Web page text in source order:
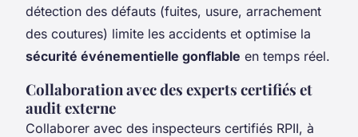
détection des défauts (fuites, usure, arrachement
des coutures) limite les accidents et optimise la
sécurité événementielle gonflable en temps réel.
Collaboration avec des experts certifiés et
audit externe
Collaborer avec des inspecteurs certifiés RPII, à